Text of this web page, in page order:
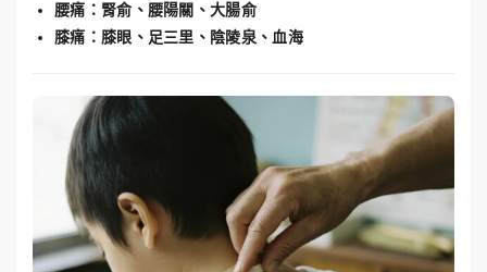
腰痛：腎俞、腰陽關、大腸俞
膝痛：膝眼、足三里、陰陵泉、血海